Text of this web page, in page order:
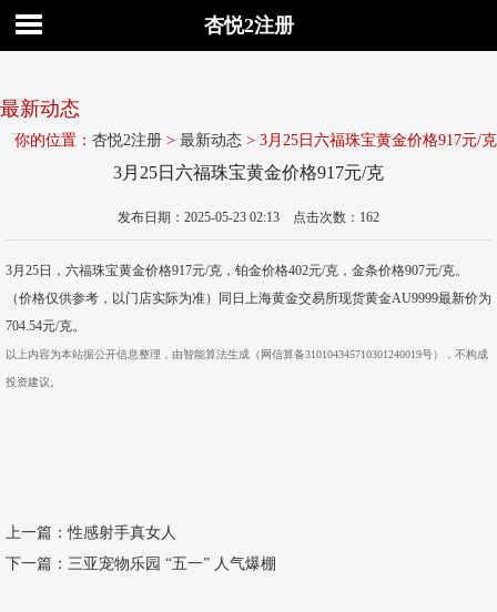
杏悦2注册
最新动态
你的位置： 杏悦2注册 > 最新动态 > 3月25日六福珠宝黄金价格917元/克
3月25日六福珠宝黄金价格917元/克
发布日期：2025-05-23 02:13 点击次数：162
3月25日，六福珠宝黄金价格917元/克，铂金价格402元/克，金条价格907元/克。
（价格仅供参考，以门店实际为准）同日上海黄金交易所现货黄金AU9999最新价为
704.54元/克。
以上内容为本站据公开信息整理，由智能算法生成（网信算备310104345710301240019号），不构成
投资建议。
上一篇：性感射手真女人
下一篇： 三亚宠物乐园 “五一” 人气爆棚